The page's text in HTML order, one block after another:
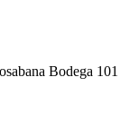
Bodega 101